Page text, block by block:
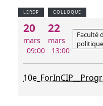
LERDP COLLOQUE
20
mars
09:00
22
mars
13:00
Faculté